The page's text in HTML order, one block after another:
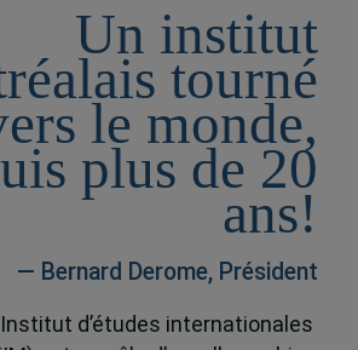
Un institut
tourné
le monde,
plus de 20
ans!
— Bernard Derome, Président
d’études internationales